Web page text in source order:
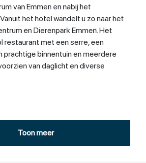
van Emmen en nabij het
het hotel wandelt u zo naar het
en Dierenpark Emmen. Het
restaurant met een serre, een
prachtige binnentuin en meerdere
van daglicht en diverse
Tevens kunt u er terecht
Toon meer